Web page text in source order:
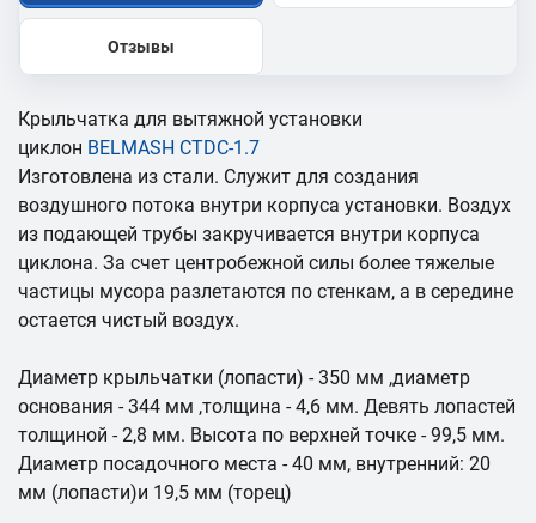
Отзывы
Крыльчатка для вытяжной установки
циклон BELMASH CTDC-1.7
Изготовлена из стали. Служит для создания
воздушного потока внутри корпуса установки. Воздух
из подающей трубы закручивается внутри корпуса
циклона. За счет центробежной силы более тяжелые
частицы мусора разлетаются по стенкам, а в середине
остается чистый воздух.
Диаметр крыльчатки (лопасти) - 350 мм ,диаметр
основания - 344 мм ,толщина - 4,6 мм. Девять лопастей
толщиной - 2,8 мм. Высота по верхней точке - 99,5 мм.
Диаметр посадочного места - 40 мм, внутренний: 20
мм (лопасти)и 19,5 мм (торец)